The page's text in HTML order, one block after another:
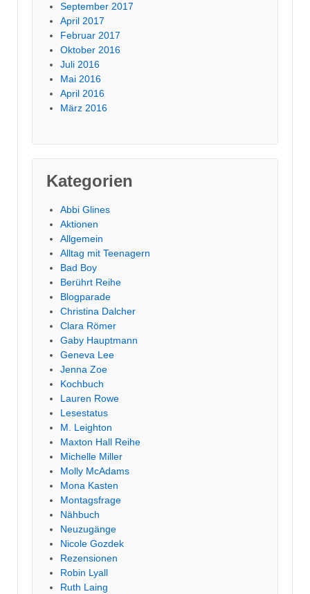
September 2017
April 2017
Februar 2017
Oktober 2016
Juli 2016
Mai 2016
April 2016
März 2016
Kategorien
Abbi Glines
Aktionen
Allgemein
Alltag mit Teenagern
Bad Boy
Berührt Reihe
Blogparade
Christina Dalcher
Clara Römer
Gaby Hauptmann
Geneva Lee
Jenna Zoe
Kochbuch
Lauren Rowe
Lesestatus
M. Leighton
Maxton Hall Reihe
Michelle Miller
Molly McAdams
Mona Kasten
Montagsfrage
Nähbuch
Neuzugänge
Nicole Gozdek
Rezensionen
Robin Lyall
Ruth Laing